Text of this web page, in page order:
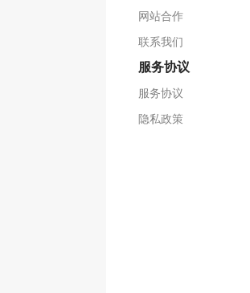
网站合作
联系我们
服务协议
服务协议
隐私政策